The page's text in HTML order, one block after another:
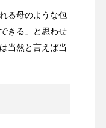
る母のような包
きる」と思わせ
当然と言えば当